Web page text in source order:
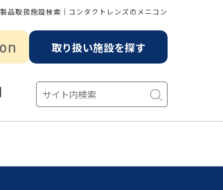
品取扱施設検索│コンタクトレンズのメニコン
取り扱い施設を探す